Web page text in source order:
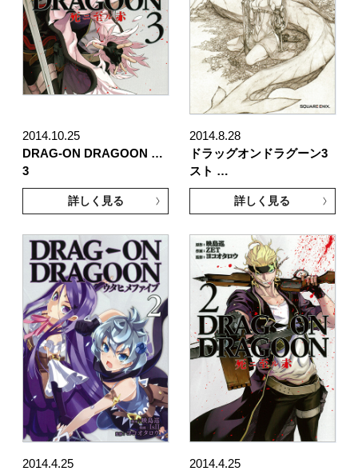
2014.10.25
DRAG-ON DRAGOON …
3
詳しく見る
2014.8.28
ドラッグオンドラグーン3
スト …
詳しく見る
2014.4.25
2014.4.25